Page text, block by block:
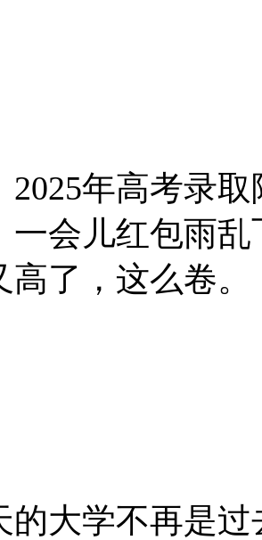
2025年高考录
一会儿红包雨
了，这么卷。
学不再是过